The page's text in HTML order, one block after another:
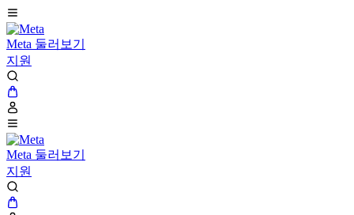
Meta 둘러보기
지원
Meta 둘러보기
지원